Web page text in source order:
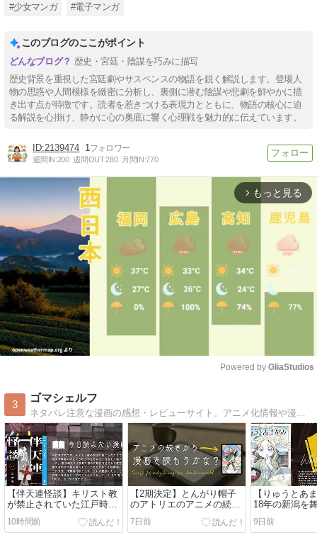
#少女マンガ #電子マンガ
このブログのここがポイント
歴史・宮廷・陰謀を巧みに描写
歴史背景を重視した宮廷劇やサスペンスの物語を鋭く解説します。登場人
物の思惑や人間模様を緻密に分析し、裏側に潜む陰謀や悲劇を鮮やかに描
き出す点が特徴です。読者を惹きつける表現力とともに、物語の核心に迫
る解説を心掛け、静かに心の奥底に響く心理戦を魅力的に伝えています。
2139474 1
週間IN:200 週間OUT:280 月間IN:770
arrow_forward_ios もっと見る
Powered by GliaStudios
3
ゴマシェルフ
ネタバレ注意な漫画の感想・レビューサイト。アニメ化情報や漫画賞のまとめ・面白かった漫画の見どころを書いています。
【伴天連怪談】キリスト教
が禁止されていた江戸時代
の悪魔祓いが描かれるホラ
ー漫画【ネタバレ感想】
10時間前
【2期決定】とんがり帽子
のアトリエのアニメの続き
から漫画を読むなら何巻か
ら？【解説】
7日前
【りゅうとあ
18年の新潟を
お嬢様が町と
グルメ漫画【
9日前